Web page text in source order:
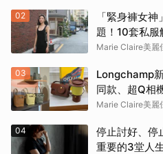
02
「緊身褲女
題！10套私服
感穿搭
Marie Claire美麗
03
Longchamp
同款、超Q相
還會愛上這款
Marie Claire美麗
04
停止討好、停
重要的3堂人